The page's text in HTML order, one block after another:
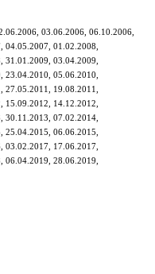
03.06.2006, 06.10.2006,
04.05.2007, 01.02.2008,
31.01.2009, 03.04.2009,
23.04.2010, 05.06.2010,
19.08.2011,
15.09.2012, 14.12.2012,
30.11.2013, 07.02.2014,
25.04.2015, 06.06.2015,
03.02.2017, 17.06.2017,
06.04.2019, 28.06.2019,